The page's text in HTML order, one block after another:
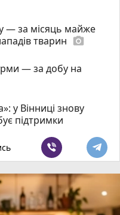
— за місяць майже
тварин photo_camera
— за добу на
у Вінниці знову
підтримки